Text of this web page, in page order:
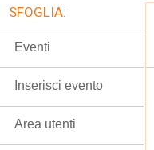
SFOGLIA:
Eventi
Inserisci evento
Area utenti